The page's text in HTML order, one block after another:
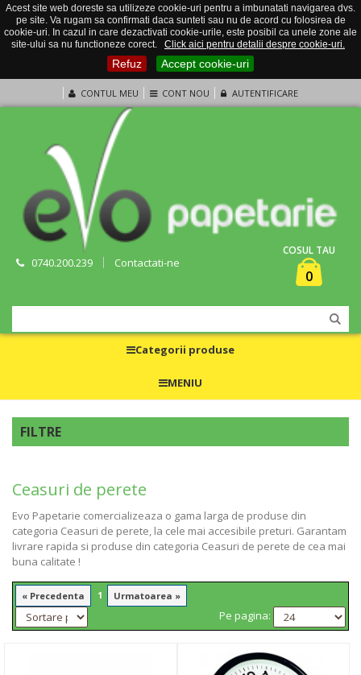
Acest site web doreste sa utilizeze cookie-uri pentru a imbunatati navigarea dvs.
pe site. Va rugam sa confirmati daca sunteti sau nu de acord cu folosirea de
cookie-uri. In cazul in care dezactivati cookie-urile, este posibil ca unele zone ale
site-ului sa nu functioneze corect.
Click aici pentru detalii despre cookie-uri.
Refuz Accept cookie-uri
CONTUL MEU CONT NOU AUTENTIFICARE
0740.200.239 Contactati-ne
COSUL TAU
0
Categorii produse
MENIU
FILTRE
Ceasuri de perete
Evo Papetarie comercializeaza o gama larga de produse din
categoria Ceasuri de perete, la cele mai accesibile preturi. Garantam
livrare rapida si produse din categoria Ceasuri de perete de cea mai
buna calitate !
« Precedenta 1 Urmatoarea »
Pe pagina: